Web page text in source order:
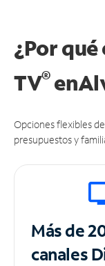
¿Por
TV®en
Opciones flexibles
presupuestos y
Más de
canales